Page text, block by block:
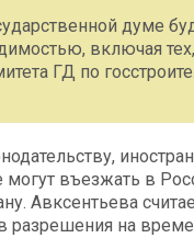
думе
включая
ГД по
въезжать в
Авксентьева
разрешения на